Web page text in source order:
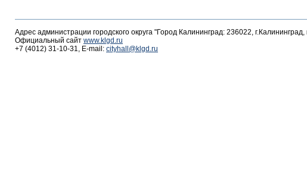
Адрес администрации городского округа "Город Калининград: 236022,
Официальный сайт www.klgd.ru
+7 (4012) 31-10-31, E-mail: cityhall@klgd.ru